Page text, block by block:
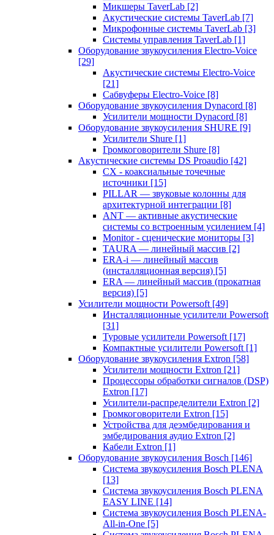
Микшеры TaverLab [2]
Акустические системы TaverLab [7]
Микрофонные системы TaverLab [3]
Системы управления TaverLab [1]
Оборудование звукоусиления Electro-Voice
[29]
Акустические системы Electro-Voice
[21]
Сабвуферы Electro-Voice [8]
Оборудование звукоусиления Dynacord [8]
Усилители мощности Dynacord [8]
Оборудование звукоусиления SHURE [9]
Усилители Shure [1]
Громкоговорители Shure [8]
Акустические системы DS Proaudio [42]
CX - коаксиальные точечные
источники [15]
PILLAR — звуковые колонны для
архитектурной интеграции [8]
ANT — активные акустические
системы со встроенным усилением [4]
Monitor - сценические мониторы [3]
TAURA — линейный массив [2]
ERA-i — линейный массив
(инсталляционная версия) [5]
ERA — линейный массив (прокатная
версия) [5]
Усилители мощности Powersoft [49]
Инсталляционные усилители Powersoft
[31]
Туровые усилители Powersoft [17]
Компактные усилители Powersoft [1]
Оборудование звукоусиления Extron [58]
Усилители мощности Extron [21]
Процессоры обработки сигналов (DSP)
Extron [17]
Усилители-распределители Extron [2]
Громкоговорители Extron [15]
Устройства для деэмбедирования и
эмбедирования аудио Extron [2]
Кабели Extron [1]
Оборудование звукоусиления Bosch [146]
Система звукоусиления Bosch PLENA
[13]
Система звукоусиления Bosch PLENA
EASY LINE [14]
Система звукоусиления Bosch PLENA-
All-in-One [5]